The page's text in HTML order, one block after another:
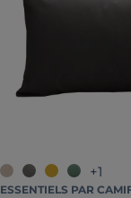
+1
ESSENTIELS PAR